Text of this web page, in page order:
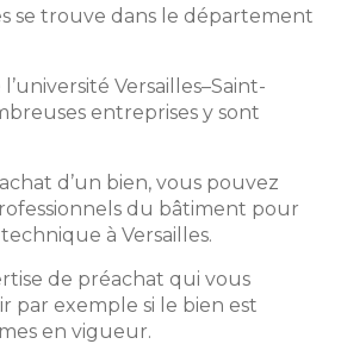
se trouve dans le département
Versailles–Saint-
entreprises y sont
d’un bien, vous pouvez
du bâtiment pour
à Versailles.
de préachat qui vous
par exemple si le bien est
en vigueur.